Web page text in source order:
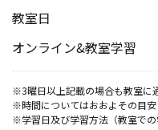
0歳～高校
熊本県熊本市南区川尻１－
日吉教室
月 火 水
2歳～高校
熊本県熊本市南区近見１
教室日
オンライン&教室学習
※3曜日以上記載の場合も教室に
※時間についてはおおよその目安
※学習日及び学習方法（教室での